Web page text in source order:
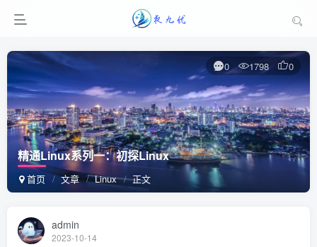
精通Linux系列一：初探Linux
首页 文章 Linux 正文
0 1798 0
admin
2023-10-14